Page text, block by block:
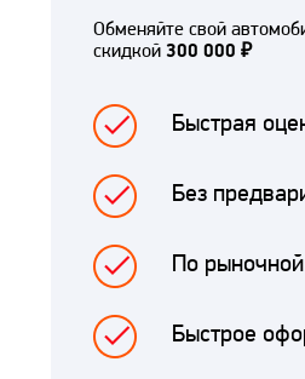
Обменяйте свой
скидкой 300 000 ₽
Быстрая
Без
По
Быстрое